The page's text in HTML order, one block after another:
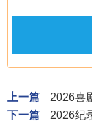
上一篇
2026喜
下一篇
2026纪